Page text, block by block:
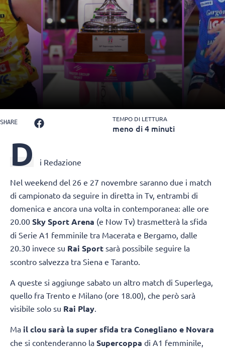
SHARE TEMPO DI LETTURA
meno di 4 minuti
D i Redazione
Nel weekend del 26 e 27 novembre saranno due i match
di campionato da seguire in diretta in Tv, entrambi di
domenica e ancora una volta in contemporanea: alle ore
20.00 Sky Sport Arena (e Now Tv) trasmetterà la sfida
di Serie A1 femminile tra Macerata e Bergamo, dalle
20.30 invece su Rai Sport sarà possibile seguire la
scontro salvezza tra Siena e Taranto.
A queste si aggiunge sabato un altro match di Superlega,
quello fra Trento e Milano (ore 18.00), che però sarà
visibile solo su Rai Play
Ma il clou sarà la super sfida tra Conegliano e Novara
che si contenderanno la Supercoppa di A1 femminile,